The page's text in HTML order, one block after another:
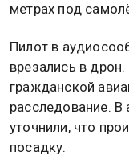
метрах под
Пилот в
врезались в
гражданской
расследование.
уточнили, что
посадку.